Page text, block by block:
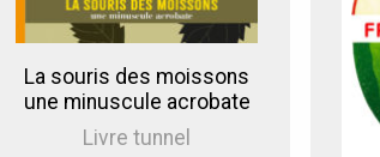
La souris des moissons
une minuscule acrobate
Livre tunnel